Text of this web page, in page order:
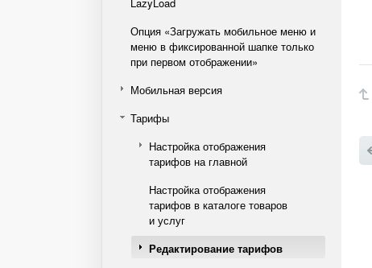
Опция «Загружать мобильное меню и
меню в фиксированной шапке только
при первом отображении»
Мобильная версия
Тарифы
Настройка отображения
тарифов на главной
Настройка отображения
тарифов в каталоге товаров
и услуг
Редактирование тарифов